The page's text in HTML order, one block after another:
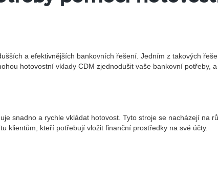
a efektivnějších bankovních řešení. Jedním z takových
hotovostní vklady CDM zjednodušit vaše bankovní potřeby, a
snadno a rychle vkládat hotovost. Tyto stroje se nacházejí na
klientům, kteří potřebují vložit finanční prostředky na své účty.